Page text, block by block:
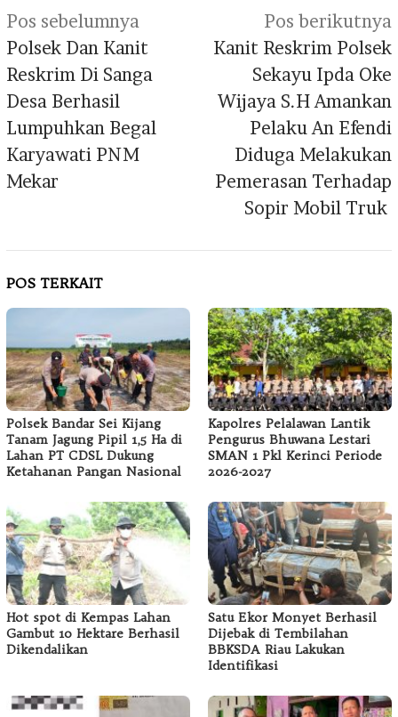
Navigasi
pos
Pos sebelumnya
Polsek Dan Kanit
Reskrim Di Sanga
Desa Berhasil
Lumpuhkan Begal
Karyawati PNM
Mekar
Pos berikutnya
Kanit Reskrim Polsek
Sekayu Ipda Oke
Wijaya S.H Amankan
Pelaku An Efendi
Diduga Melakukan
Pemerasan Terhadap
Sopir Mobil Truk
POS TERKAIT
Polsek Bandar Sei Kijang
Tanam Jagung Pipil 1,5 Ha di
Lahan PT CDSL Dukung
Ketahanan Pangan Nasional
Kapolres Pelalawan Lantik
Pengurus Bhuwana Lestari
SMAN 1 Pkl Kerinci Periode
2026-2027
Hot spot di Kempas Lahan
Gambut 10 Hektare Berhasil
Dikendalikan
Satu Ekor Monyet Berhasil
Dijebak di Tembilahan
BBKSDA Riau Lakukan
Identifikasi